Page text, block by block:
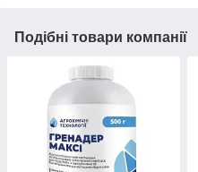
Подібні товари компанії